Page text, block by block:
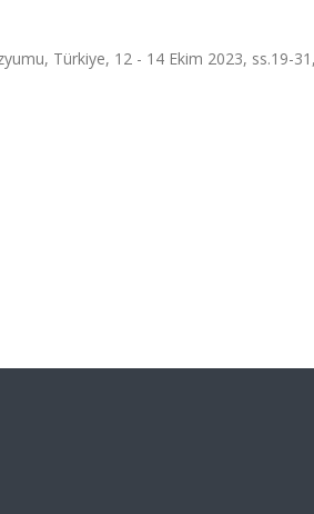
Türkiye, 12 - 14 Ekim 2023, ss.19-